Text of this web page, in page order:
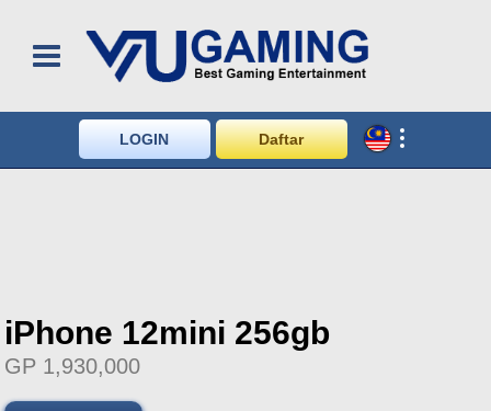
LOGIN Daftar
iPhone 12mini 256gb
GP 1,930,000